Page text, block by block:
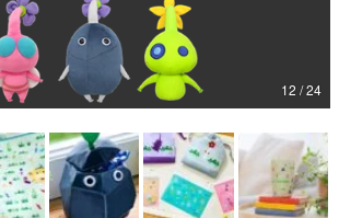
ーとは？
12 / 24